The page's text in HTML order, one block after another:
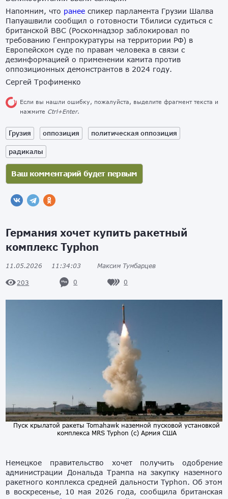
Напомним, что ранее спикер парламента Грузии Шалва
Папуашвили сообщил о готовности Тбилиси судиться с
британской ВВС (Роскомнадзор заблокировал по
требованию Генпрокуратуры на территории РФ) в
Европейском суде по правам человека в связи с
дезинформацией о применении камита против
оппозиционных демонстрантов в 2024 году.
Сергей Трофименко
Если вы нашли ошибку, пожалуйста, выделите фрагмент текста и
нажмите Ctrl+Enter.
Грузия оппозиция
политическая оппозиция
радикалы
Германия хочет купить ракетный
комплекс Typhon
11.05.2026 11:34:03 Максим Тумбарцев
203 0 0
Пуск крылатой ракеты Tomahawk наземной пусковой установкой
комплекса MRS Typhon (с) Армия США
Немецкое правительство хочет получить одобрение
администрации Дональда Трампа на закупку наземного
ракетного комплекса средней дальности Typhon. Об этом
в воскресенье, 10 мая 2026 года, сообщила британская